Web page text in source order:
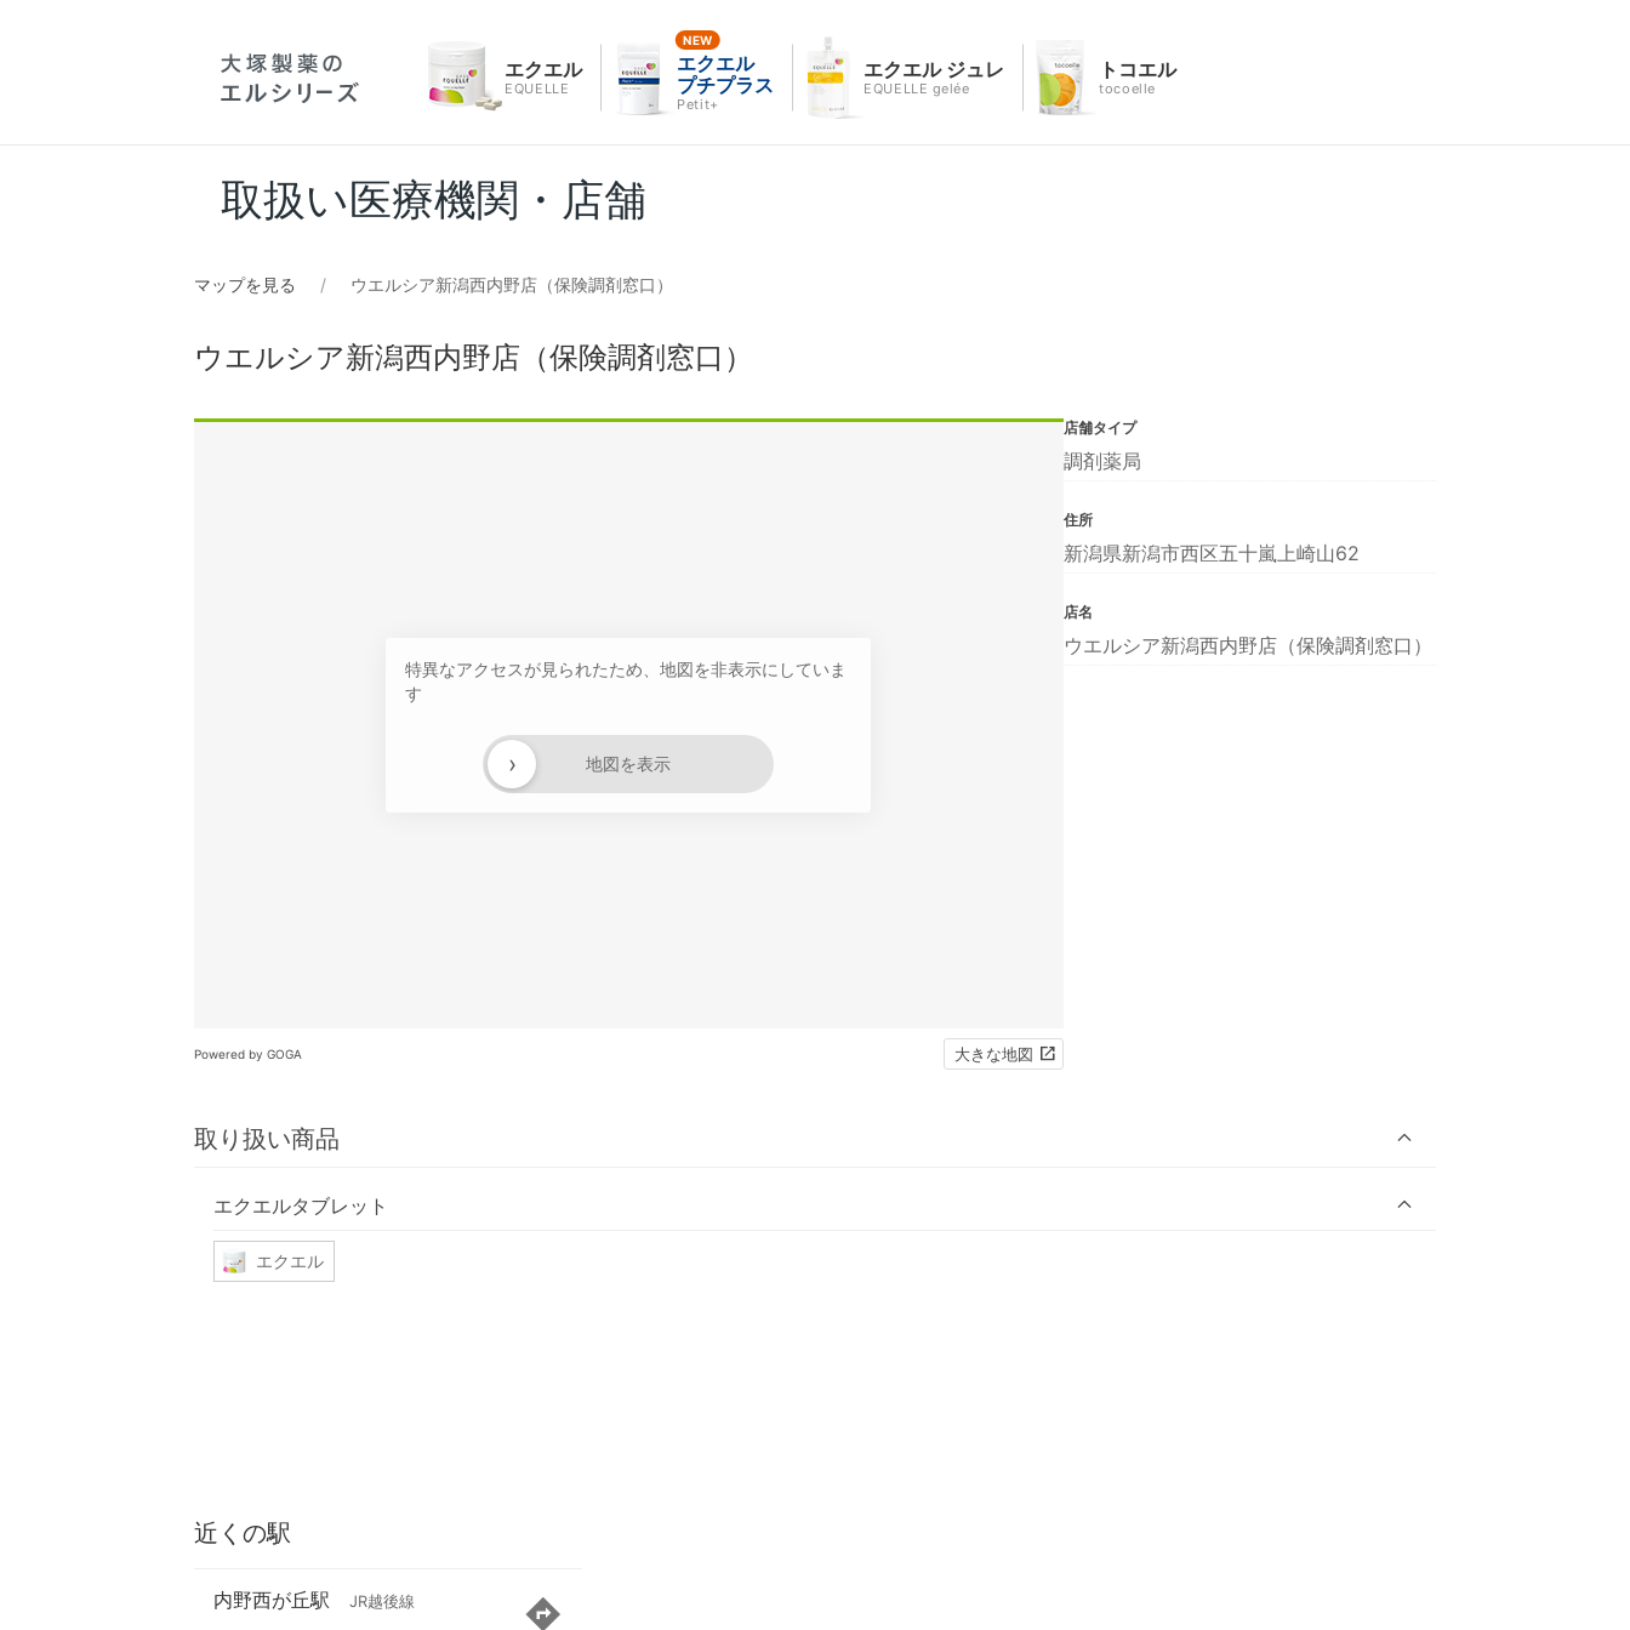
エクエル
EQUELLE
エクエル
プチプラス
Petit+
エクエル ジュレ
EQUELLE gelée
トコエル
tocoelle
取扱い医療機関・店舗
マップを見る ウエルシア新潟西内野店（保険調剤窓口）
ウエルシア新潟西内野店（保険調剤窓口）
特異なアクセスが見られたため、地図を非表示にしていま
す
地図を表示
›
Powered by GOGA 大きな地図
取り扱い商品
エクエルタブレット
エクエル
店舗タイプ
調剤薬局
住所
新潟県新潟市西区五十嵐上崎山62
店名
ウエルシア新潟西内野店（保険調剤窓口）
近くの駅
内野西が丘駅 JR越後線